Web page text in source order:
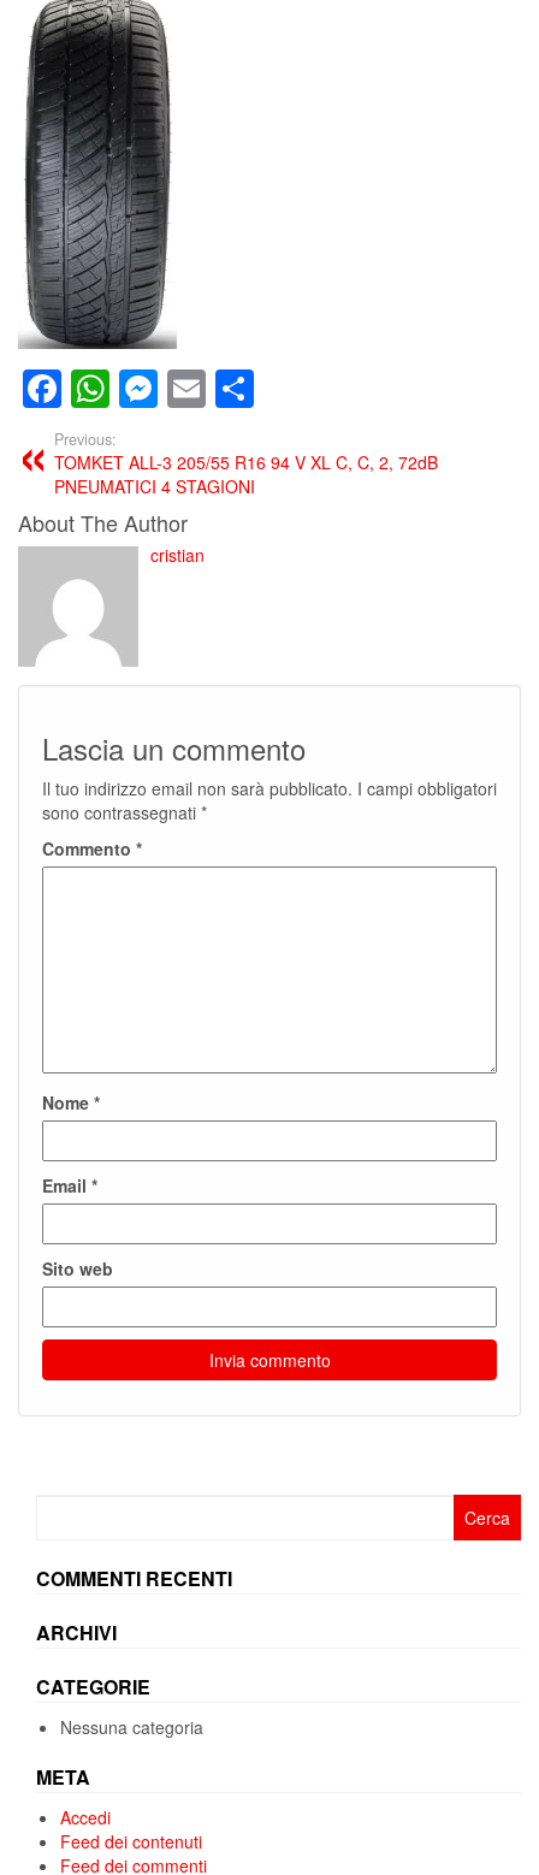
Facebook
WhatsApp
Messenger
Email
Previous:
TOMKET ALL-3 205/55 R16 94 V XL C, C, 2, 72dB
PNEUMATICI 4 STAGIONI
About The Author
cristian
Lascia un commento
Il tuo indirizzo email non sarà pubblicato. I campi obbligatori
sono contrassegnati *
Commento *
Nome *
Email *
Sito web
COMMENTI RECENTI
ARCHIVI
CATEGORIE
Nessuna categoria
META
Accedi
Feed dei contenuti
Feed dei commenti